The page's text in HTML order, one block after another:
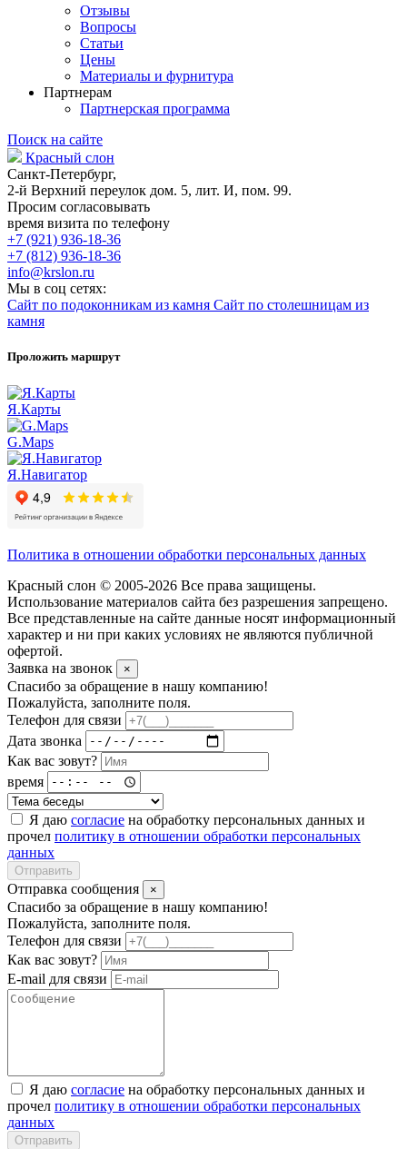
Отзывы
Вопросы
Статьи
Цены
Материалы и фурнитура
Партнерам
Партнерская программа
Поиск на сайте
Красный слон
Санкт-Петербург,
2-й Верхний переулок дом. 5, лит. И, пом. 99.
Просим согласовывать
время визита по телефону
+7 (921) 936-18-36
+7 (812) 936-18-36
info@krslon.ru
Мы в соц сетях:
Сайт по подоконникам из камня Сайт по столешницам из
камня
Проложить маршрут
Я.Карты
G.Maps
Я.Навигатор
Политика в отношении обработки персональных данных
Красный слон © 2005-2026 Все права защищены.
Использование материалов сайта без разрешения запрещено.
Все представленные на сайте данные носят информационный
характер и ни при каких условиях не являются публичной
офертой.
Заявка на звонок
×
Спасибо за обращение в нашу компанию!
Пожалуйста, заполните поля.
Телефон для связи
Дата звонка
Как вас зовут?
время
Я даю согласие на обработку персональных данных и
прочел политику в отношении обработки персональных
данных
Отправить
Отправка сообщения ×
Спасибо за обращение в нашу компанию!
Пожалуйста, заполните поля.
Телефон для связи
Как вас зовут?
E-mail для связи
Я даю согласие на обработку персональных данных и
прочел политику в отношении обработки персональных
данных
Отправить